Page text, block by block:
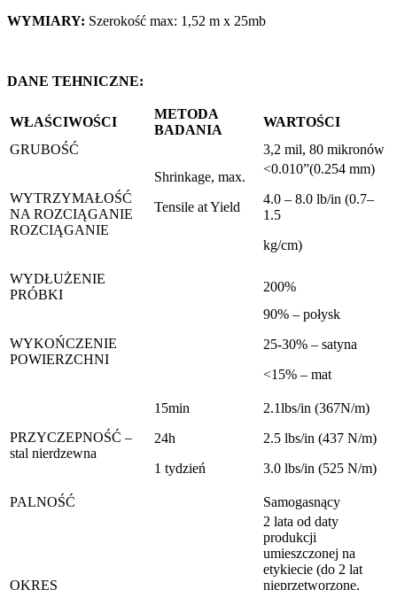
WYMIARY: Szerokość max: 1,52 m x 25mb
DANE TEHNICZNE:
WŁAŚCIWOŚCI
METODA
BADANIA
WARTOŚCI
GRUBOŚĆ
3,2 mil, 80 mikronów
WYTRZYMAŁOŚĆ
NA ROZCIĄGANIE
ROZCIĄGANIE
Shrinkage, max.
Tensile at Yield
<0.010”(0.254 mm)
4.0 – 8.0 lb/in (0.7–
1.5
kg/cm)
WYDŁUŻENIE
PRÓBKI
200%
WYKOŃCZENIE
POWIERZCHNI
90% – połysk
25-30% – satyna
<15% – mat
PRZYCZEPNOŚĆ –
stal nierdzewna
15min
24h
1 tydzień
2.1lbs/in (367N/m)
2.5 lbs/in (437 N/m)
3.0 lbs/in (525 N/m)
PALNOŚĆ Samogasnący
OKRES
2 lata od daty
produkcji
umieszczonej na
etykiecie (do 2 lat
nieprzetworzone,